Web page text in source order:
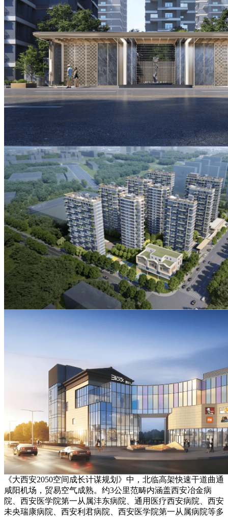
《大西安2050空间成长计谋规划》中，北临高架快速干道曲通
咸阳机场，贸易空气成熟。约3公里范畴内涵盖西安冶金病
院、西安医学院第一从属沣东病院、通用医疗西安病院、西安
未央瑞康病院、西安利君病院、西安医学院第一从属病院等多